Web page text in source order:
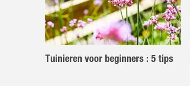
Tuinieren voor beginners : 5 tips